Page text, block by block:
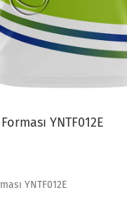
YNTF012E
YNTF012E